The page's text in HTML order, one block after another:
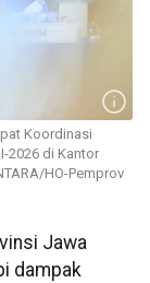
Koordinasi
2026 di Kantor
HO-Pemprov
Jawa
dampak